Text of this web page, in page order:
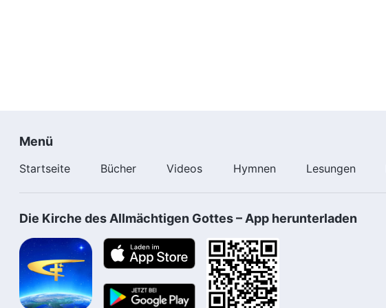
Menü
Startseite Bücher Videos Hymnen Lesungen
Die Kirche des Allmächtigen Gottes – App herunterladen